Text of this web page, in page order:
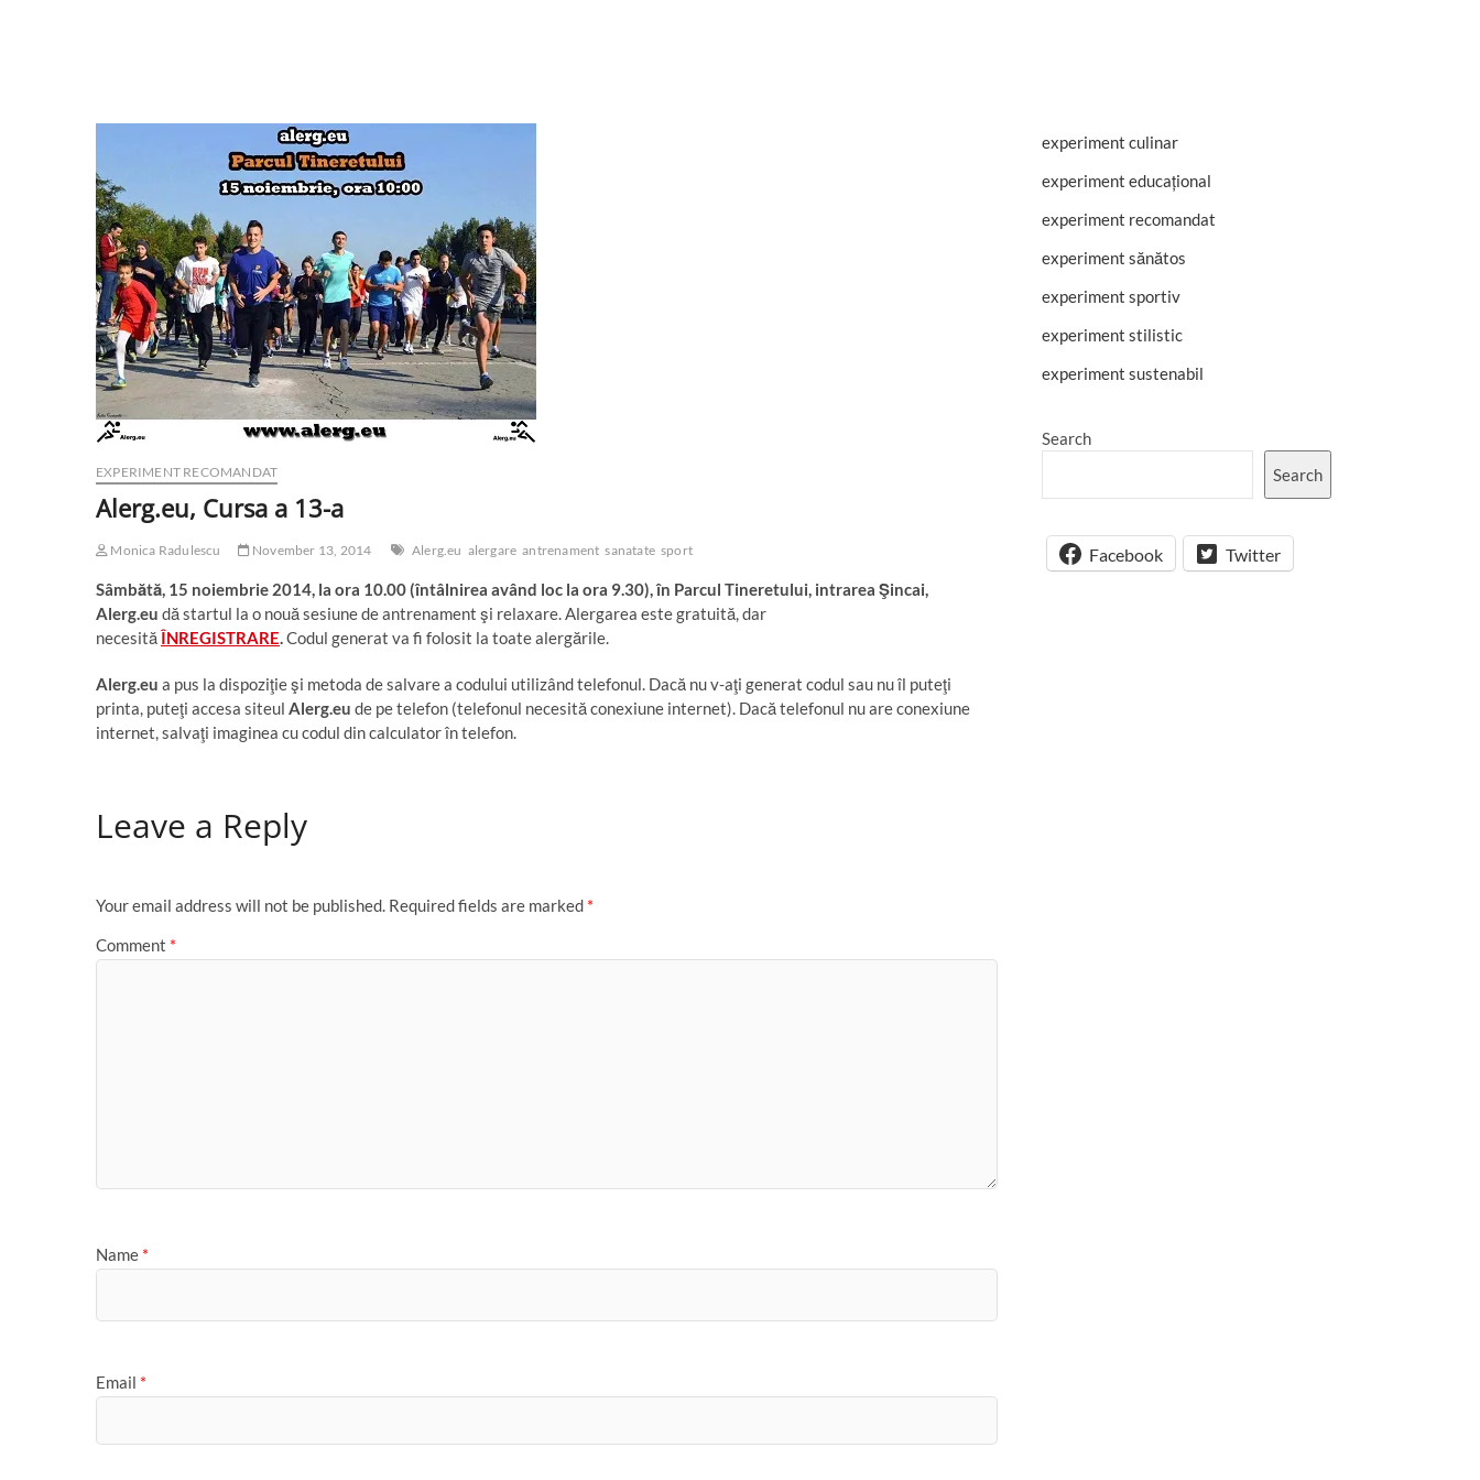
EXPERIMENT RECOMANDAT
Alerg.eu, Cursa a 13-a
Monica Radulescu November 13, 2014 Alerg.eu alergare antrenament sanatate sport
Sâmbătă, 15 noiembrie 2014, la ora 10.00 (întâlnirea având loc la ora 9.30), în Parcul Tineretului, intrarea Şincai,
Alerg.eu dă startul la o nouă sesiune de antrenament şi relaxare. Alergarea este gratuită, dar
necesităÎNREGISTRARE.Codul generat va fi folosit la toate alergările.
Alerg.eu a pus la dispoziţie şi metoda de salvare a codului utilizând telefonul. Dacă nu v-aţi generat codul sau nu îl puteţi
printa, puteţi accesa siteul Alerg.eu de pe telefon (telefonul necesită conexiune internet). Dacă telefonul nu are conexiune
internet, salvaţi imaginea cu codul din calculator în telefon.
Leave a Reply
Your email address will not be published. Required fields are marked *
Comment *
Name *
Email *
experiment culinar
experiment educațional
experiment recomandat
experiment sănătos
experiment sportiv
experiment stilistic
experiment sustenabil
Search
Search
Facebook Twitter